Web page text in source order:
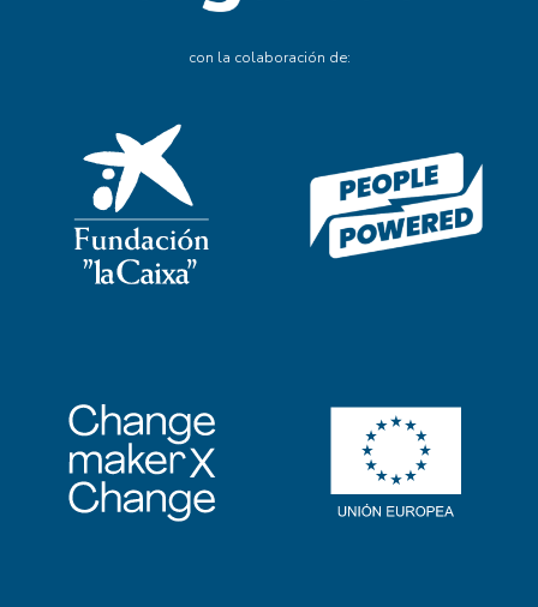
con la colaboración de: